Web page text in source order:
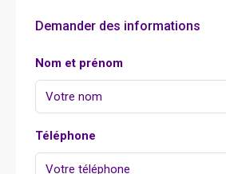
Demander des informations
Nom et prénom
Téléphone